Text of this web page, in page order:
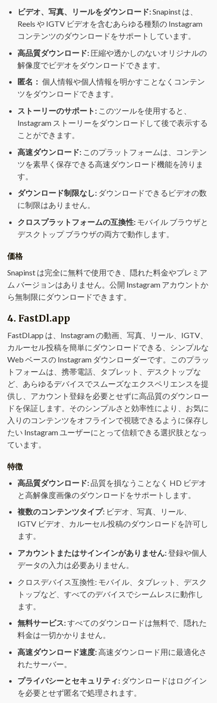
ビデオ、写真、リールをダウンロード:Snapinst は、
Reels や IGTV ビデオを含むあらゆる種類の Instagram
コンテンツのダウンロードをサポートしています。
高品質ダウンロード:圧縮や透かしのないオリジナルの
解像度でビデオをダウンロードできます。
匿名： 個人情報や個人情報を明かすことなくコンテン
ツをダウンロードできます。
ストーリーのサポート:このツールを使用すると、
Instagram ストーリーをダウンロードして後で表示する
ことができます。
高速ダウンロード: このプラットフォームは、コンテン
ツを素早く保存できる高速ダウンロード機能を誇りま
す。
ダウンロード制限なし: ダウンロードできるビデオの数
に制限はありません。
クロスプラットフォームの互換性: モバイル ブラウザと
デスクトップ ブラウザの両方で動作します。
価格
Snapinst は完全に無料で使用でき、隠れた料金やプレミア
ム バージョンはありません。公開 Instagram アカウントか
ら無制限にダウンロードできます。
4. FastDl.app
FastDl.app は、Instagram の動画、写真、リール、IGTV、
カルーセル投稿を簡単にダウンロードできる、シンプルな
Web ベースの Instagram ダウンローダーです。このプラッ
トフォームは、携帯電話、タブレット、デスクトップな
ど、あらゆるデバイスでスムーズなエクスペリエンスを提
供し、アカウント登録を必要とせずに高品質のダウンロー
ドを保証します。そのシンプルさと効率性により、お気に
入りのコンテンツをオフラインで視聴できるように保存し
たい Instagram ユーザーにとって信頼できる選択肢となっ
ています。
特徴
高品質ダウンロード:品質を損なうことなく HD ビデオ
と高解像度画像のダウンロードをサポートします。
複数のコンテンツタイプ: ビデオ、写真、リール、
IGTV ビデオ、カルーセル投稿のダウンロードを許可し
ます。
アカウントまたはサインインがありません:登録や個人
データの入力は必要ありません。
クロスデバイス互換性: モバイル、タブレット、デスク
トップなど、すべてのデバイスでシームレスに動作し
ます。
無料サービス:すべてのダウンロードは無料で、隠れた
料金は一切かかりません。
高速ダウンロード速度:高速ダウンロード用に最適化さ
れたサーバー。
プライバシーとセキュリティ: ダウンロードはログイン
を必要とせず匿名で処理されます。